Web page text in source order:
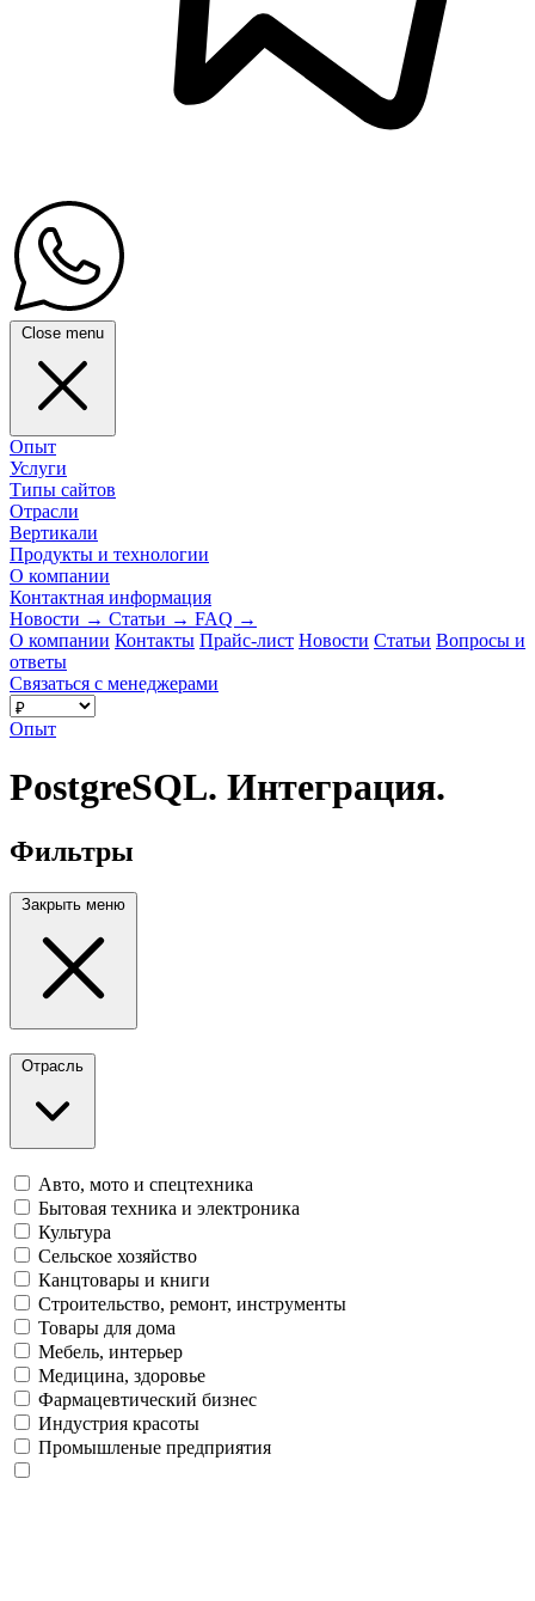
Close menu
Опыт
Услуги
Типы сайтов
Отрасли
Вертикали
Продукты и технологии
О компании
Контактная информация
Новости → Статьи → FAQ →
О компании Контакты Прайс-лист Новости Статьи Вопросы и
ответы
Связаться с менеджерами
Опыт
PostgreSQL. Интеграция.
Фильтры
Закрыть меню
Отрасль
Авто, мото и спецтехника
Бытовая техника и электроника
Культура
Сельское хозяйство
Канцтовары и книги
Строительство, ремонт, инструменты
Товары для дома
Мебель, интерьер
Медицина, здоровье
Фармацевтический бизнес
Индустрия красоты
Промышленые предприятия